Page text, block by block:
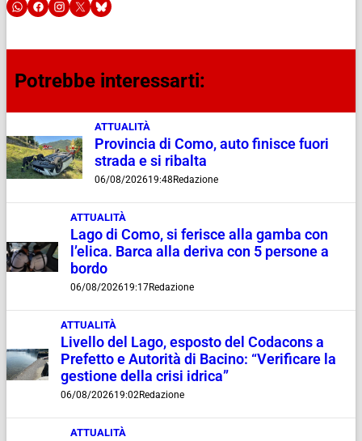
Potrebbe interessarti:
ATTUALITÀ
Provincia di Como, auto finisce fuori
strada e si ribalta
06/08/202619:48 Redazione
ATTUALITÀ
Lago di Como, si ferisce alla gamba con
l’elica. Barca alla deriva con 5 persone a
bordo
06/08/202619:17Redazione
ATTUALITÀ
Livello del Lago, esposto del Codacons a
Prefetto e Autorità di Bacino: “Verificare la
gestione della crisi idrica”
06/08/202619:02Redazione
ATTUALITÀ